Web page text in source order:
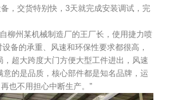
，交货特别快，3天就完成安装调试，完
州某机械制造厂的王厂长，使用捷力喷
备的承重、风速和环保性要求都很高，
超大跨度大门方便大型工件进出，风速
的是品质，核心部件都是知名品牌，运
也不用担心中断生产。”